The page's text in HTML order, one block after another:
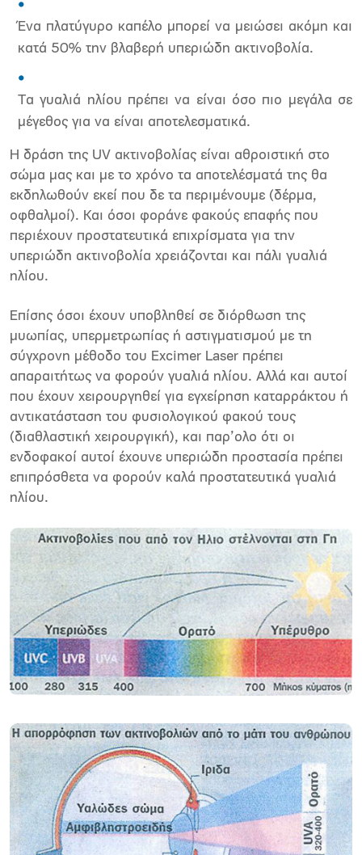
Ένα πλατύγυρο καπέλο μπορεί να μειώσει ακόμη και
κατά 50% την βλαβερή υπεριώδη ακτινοβολία.
Τα γυαλιά ηλίου πρέπει να είναι όσο πιο μεγάλα σε
μέγεθος για να είναι αποτελεσματικά.
Η δράση της UV ακτινοβολίας είναι αθροιστική στο
σώμα μας και με το χρόνο τα αποτελέσματά της θα
εκδηλωθούν εκεί που δε τα περιμένουμε (δέρμα,
οφθαλμοί). Και όσοι φοράνε φακούς επαφής που
περιέχουν προστατευτικά επιχρίσματα για την
υπεριώδη ακτινοβολία χρειάζονται και πάλι γυαλιά
ηλίου.
Επίσης όσοι έχουν υποβληθεί σε διόρθωση της
μυωπίας, υπερμετρωπίας ή αστιγματισμού με τη
σύγχρονη μέθοδο του Excimer Laser πρέπει
απαραιτήτως να φορούν γυαλιά ηλίου. Αλλά και αυτοί
που έχουν χειρουργηθεί για εγχείρηση καταρράκτου ή
αντικατάσταση του φυσιολογικού φακού τους
(διαθλαστική χειρουργική), και παρ’ολο ότι οι
ενδοφακοί αυτοί έχουνε υπεριώδη προστασία πρέπει
επιπρόσθετα να φορούν καλά προστατευτικά γυαλιά
ηλίου.